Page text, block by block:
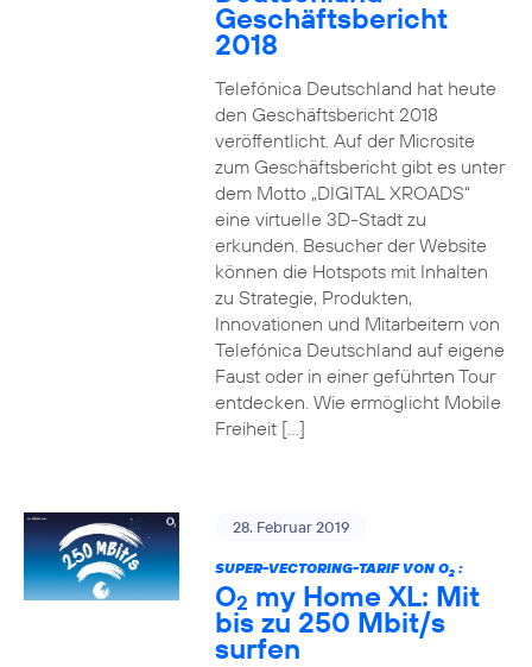
Geschäftsbericht
2018
Telefónica Deutschland hat heute
den Geschäftsbericht 2018
veröffentlicht. Auf der Microsite
zum Geschäftsbericht gibt es unter
dem Motto „DIGITAL XROADS“
eine virtuelle 3D-Stadt zu
erkunden. Besucher der Website
können die Hotspots mit Inhalten
zu Strategie, Produkten,
Innovationen und Mitarbeitern von
Telefónica Deutschland auf eigene
Faust oder in einer geführten Tour
entdecken. Wie ermöglicht Mobile
Freiheit […]
28. Februar 2019
SUPER-VECTORING-TARIF VON O2:
O2 my Home XL: Mit
bis zu 250 Mbit/s
surfen